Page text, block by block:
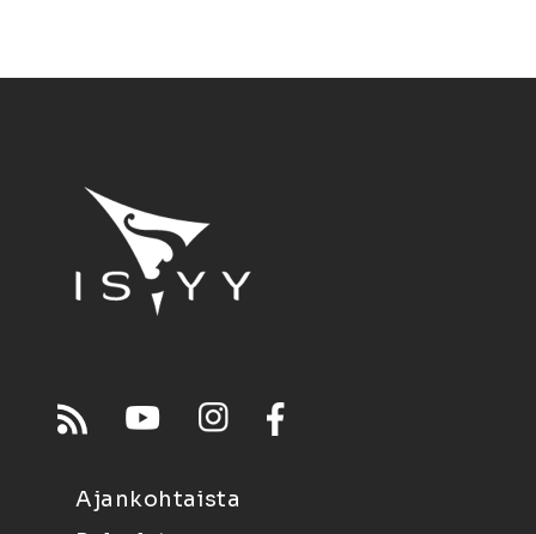
Ajankohtaista